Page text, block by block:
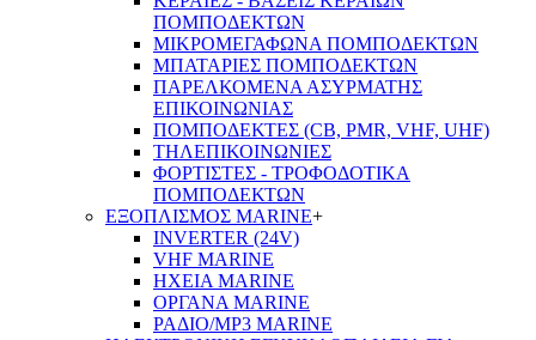
ΠΟΜΠΟΔΕΚΤΩΝ
ΜΙΚΡΟΜΕΓΑΦΩΝΑ ΠΟΜΠΟΔΕΚΤΩΝ
ΜΠΑΤΑΡΙΕΣ ΠΟΜΠΟΔΕΚΤΩΝ
ΠΑΡΕΛΚΟΜΕΝΑ ΑΣΥΡΜΑΤΗΣ
ΕΠΙΚΟΙΝΩΝΙΑΣ
ΠΟΜΠΟΔΕΚΤΕΣ (CB, PMR, VHF, UHF)
ΤΗΛΕΠΙΚΟΙΝΩΝΙΕΣ
ΦΟΡΤΙΣΤΕΣ - ΤΡΟΦΟΔΟΤΙΚΑ
ΠΟΜΠΟΔΕΚΤΩΝ
ΕΞΟΠΛΙΣΜΟΣ MARINE+
INVERTER (24V)
VHF MARINE
ΗΧΕΙΑ MARINE
ΟΡΓΑΝΑ MARINE
ΡΑΔΙΟ/MP3 MARINE